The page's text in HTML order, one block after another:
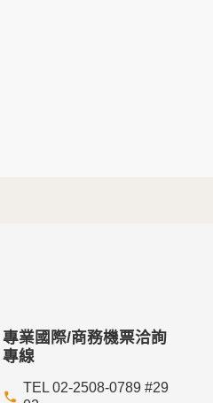
網站服務的參
統計數據及說
專業國際/商務機票洽詢
專線
TEL 02-2508-0789 #29